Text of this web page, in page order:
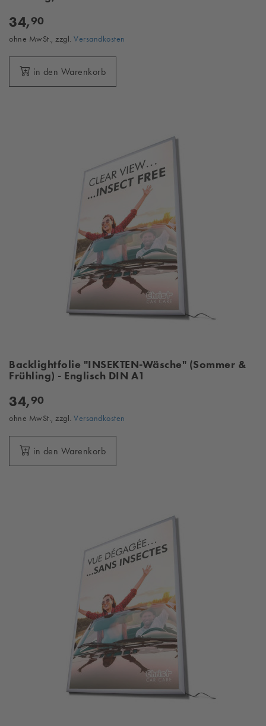
34,90
ohne MwSt., zzgl. Versandkosten
in den Warenkorb
Backlightfolie "INSEKTEN-Wäsche" (Sommer &
Frühling) - Englisch DIN A1
34,90
ohne MwSt., zzgl. Versandkosten
in den Warenkorb